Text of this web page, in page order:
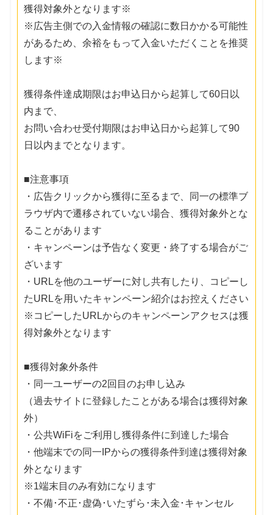
獲得対象外となります※
※広告主側での入金情報の確認に数日かかる可能性
があるため、余裕をもって入金いただくことを推奨
します※
獲得条件達成期限はお申込日から起算して60日以
内まで、
お問い合わせ受付期限はお申込日から起算して90
日以内までとなります。
■注意事項
・広告クリックから獲得に至るまで、同一の標準ブ
ラウザ内で遷移されていない場合、獲得対象外とな
ることがあります
・キャンペーンは予告なく変更・終了する場合がご
ざいます
・URLを他のユーザーに対し共有したり、コピーし
たURLを用いたキャンペーン紹介はお控えください
※コピーしたURLからのキャンペーンアクセスは獲
得対象外となります
■獲得対象外条件
・同一ユーザーの2回目のお申し込み
（過去サイトに登録したことがある場合は獲得対象
外）
・公共WiFiをご利用し獲得条件に到達した場合
・他端末での同一IPからの獲得条件到達は獲得対象
外となります
※1端末目のみ有効になります
・不備･不正･虚偽･いたずら･未入金･キャンセル